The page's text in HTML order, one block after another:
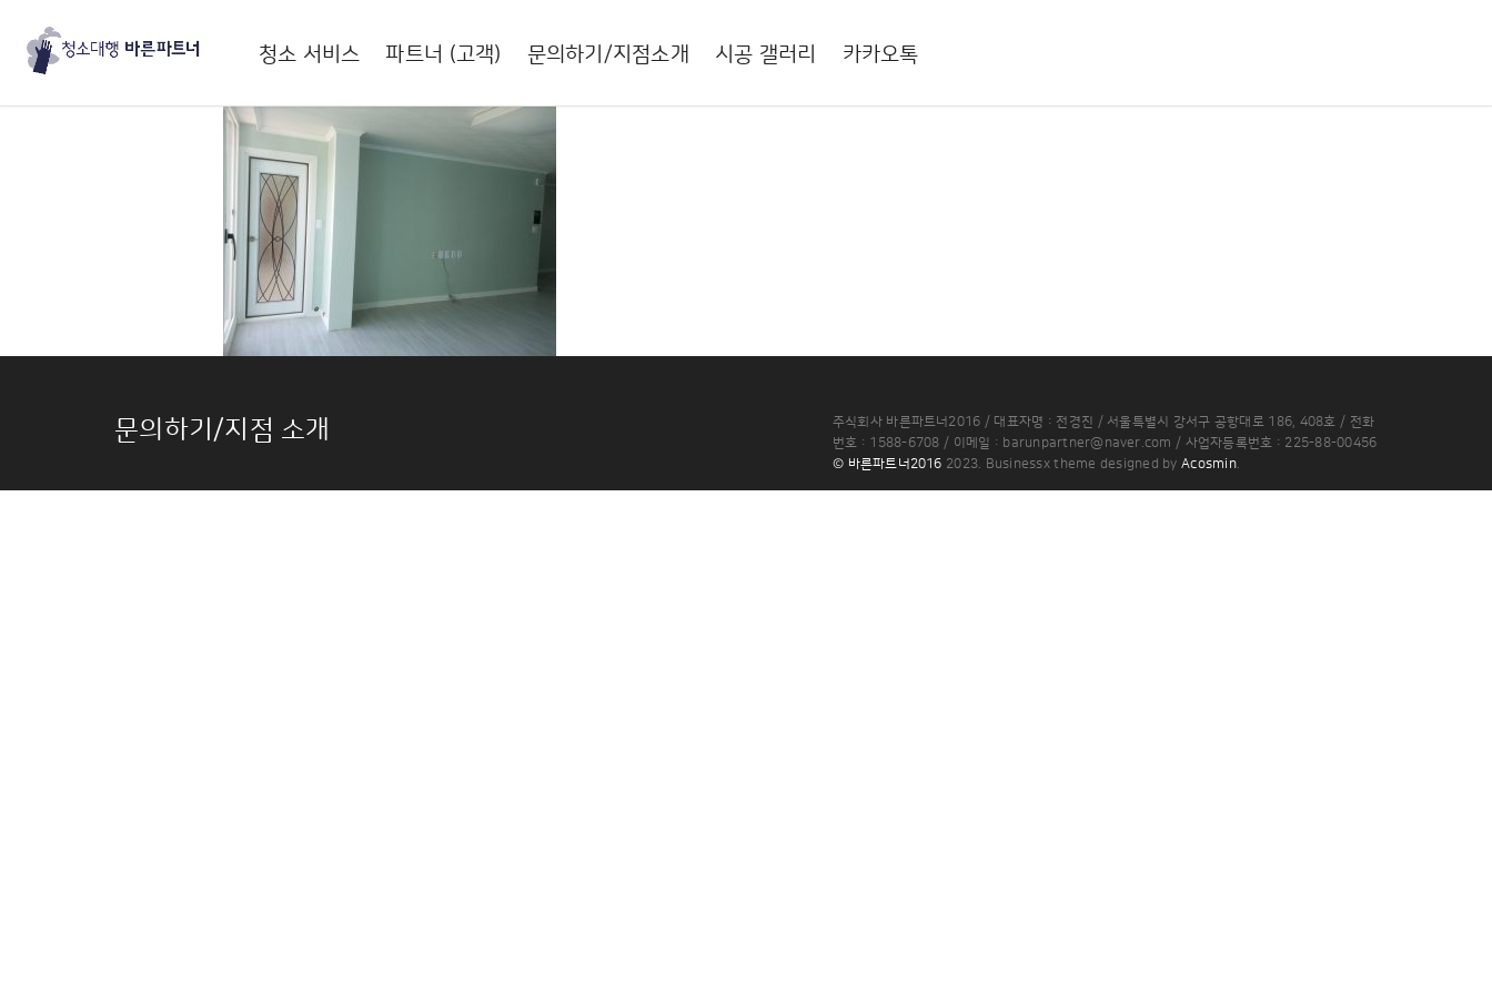
청소 서비스 파트너 (고객) 문의하기/지점소개 시공 갤러리 카카오톡
문의하기/지점 소개
주식회사 바른파트너2016 / 대표자명 : 전경진 / 서울특별시 강서구 공항대로 186, 408호 / 전화
번호 : 1588-6708 / 이메일 : barunpartner@naver.com / 사업자등록번호 : 225-88-00456
© 바른파트너2016 2023. Businessx theme designed byAcosmin.